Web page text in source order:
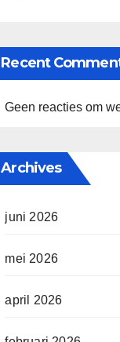
Recent
Geen reacties om
Archives
juni 2026
mei 2026
april 2026